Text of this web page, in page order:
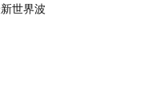
世界波